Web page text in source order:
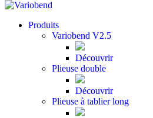
Produits
Variobend V2.5
Découvrir
Plieuse double
Découvrir
Plieuse à tablier long